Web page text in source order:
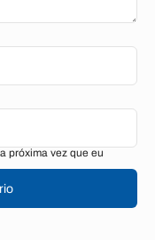
próxima vez que eu